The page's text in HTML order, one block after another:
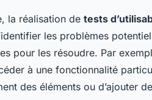
la réalisation de tests
les problèmes
pour les résoudre. Par
à une fonctionnalité
des éléments ou d’ajouter